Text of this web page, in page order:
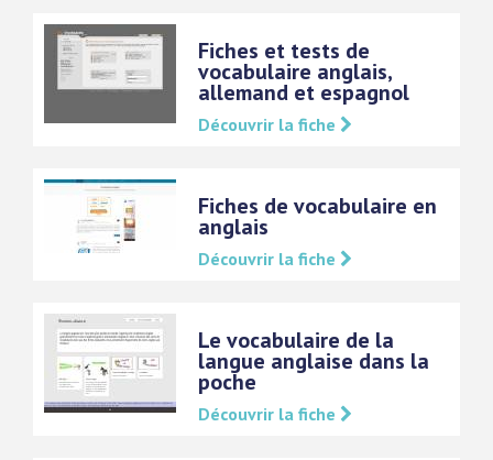
Fiches et tests de
vocabulaire anglais,
allemand et espagnol
Découvrir la fiche
Fiches de vocabulaire en
anglais
Découvrir la fiche
Le vocabulaire de la
langue anglaise dans la
poche
Découvrir la fiche